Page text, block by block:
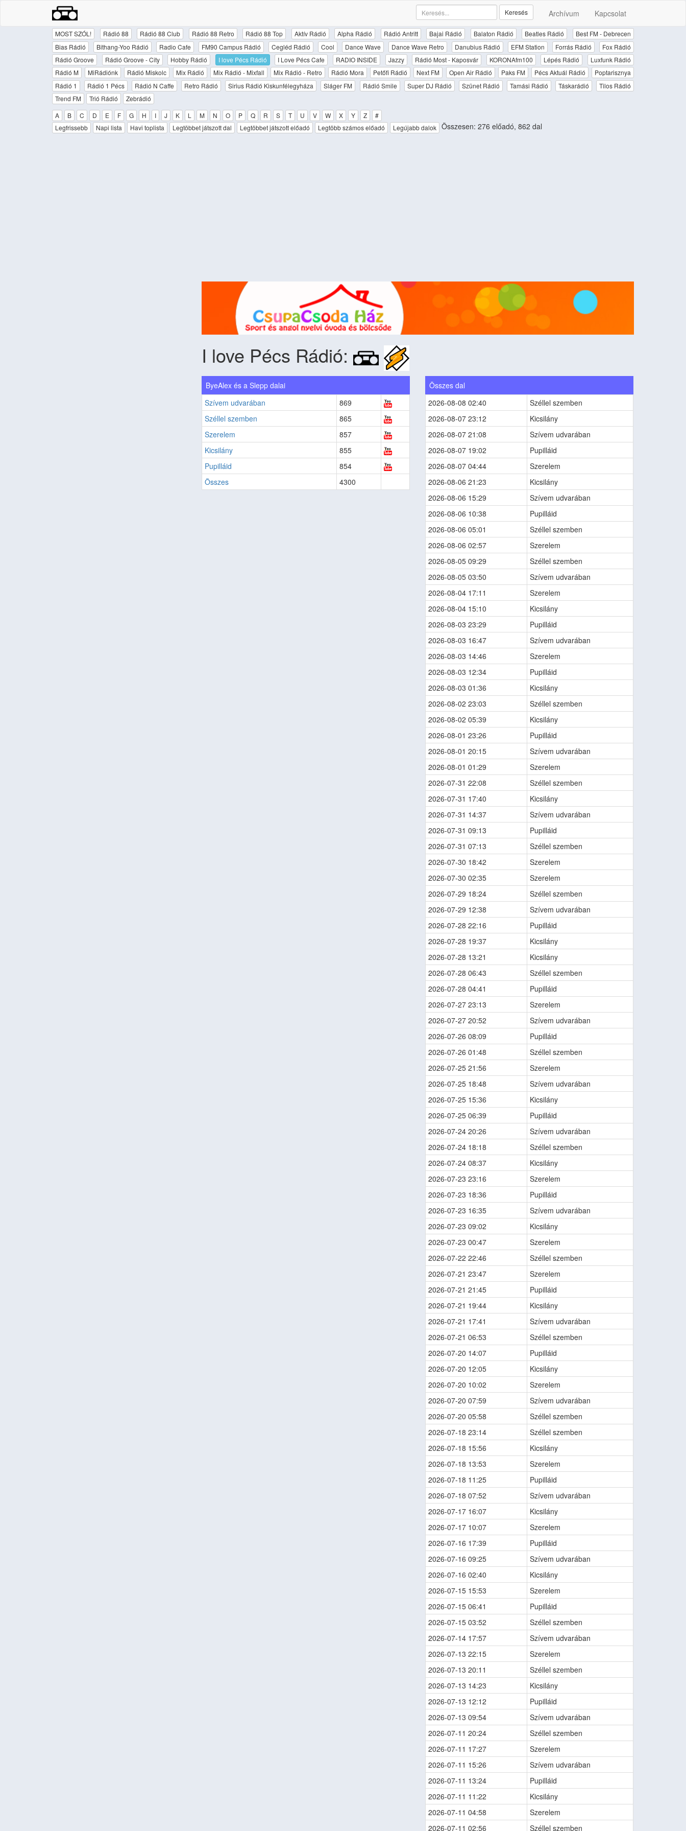
Archívum Kapcsolat
Keresés
MOST SZÓL! Rádió 88 Rádió 88 Club Rádió 88 Retro Rádió 88 Top Aktív Rádió Alpha Rádió Rádió Antritt Bajai Rádió Balaton Rádió Beatles Rádió
Best FM - Debrecen
Bias Rádió
Bithang-Yoo Rádió Radio Cafe FM90 Campus Rádió Cegléd Rádió Cool Dance Wave Dance Wave Retro Danubius Rádió EFM Station Forrás Rádió
Fox Rádió
Rádió Groove
Rádió Groove - City Hobby Rádió I love Pécs Rádió I Love Pécs Cafe RADIO INSIDE Jazzy Rádió Most - Kaposvár KORONAfm100 Lépés Rádió
Luxfunk Rádió
Rádió M
MiRádiónk Rádió Miskolc Mix Rádió Mix Rádió - Mixfall Mix Rádió - Retro Rádió Mora Petőfi Rádió Next FM Open Air Rádió Paks FM Pécs Aktuál Rádió
Poptarisznya
Rádió 1
Rádió 1 Pécs Rádió N Caffe Retro Rádió Sirius Rádió Kiskunfélegyháza Sláger FM Rádió Smile Super DJ Rádió Szünet Rádió Tamási Rádió Táskarádió
Tilos Rádió
Trend FM
Trió Rádió
Zebrádió
A
B C D E F G H I J K L M N O P Q R S T U V W X Y Z
#
Legfrissebb
Napi lista Havi toplista Legtöbbet játszott dal Legtöbbet játszott előadó Legtöbb számos előadó Legújabb dalok Összesen: 276 előadó, 862 dal
I love Pécs Rádió:
ByeAlex és a Slepp dalai
Szívem udvarában
869
Széllel szemben
865
Szerelem
857
Kicsilány
855
Pupilláid
854
Összes
4300
Összes dal
2026-08-08 02:40
Széllel szemben
2026-08-07 23:12
Kicsilány
2026-08-07 21:08
Szívem udvarában
2026-08-07 19:02
Pupilláid
2026-08-07 04:44
Szerelem
2026-08-06 21:23
Kicsilány
2026-08-06 15:29
Szívem udvarában
2026-08-06 10:38
Pupilláid
2026-08-06 05:01
Széllel szemben
2026-08-06 02:57
Szerelem
2026-08-05 09:29
Széllel szemben
2026-08-05 03:50
Szívem udvarában
2026-08-04 17:11
Szerelem
2026-08-04 15:10
Kicsilány
2026-08-03 23:29
Pupilláid
2026-08-03 16:47
Szívem udvarában
2026-08-03 14:46
Szerelem
2026-08-03 12:34
Pupilláid
2026-08-03 01:36
Kicsilány
2026-08-02 23:03
Széllel szemben
2026-08-02 05:39
Kicsilány
2026-08-01 23:26
Pupilláid
2026-08-01 20:15
Szívem udvarában
2026-08-01 01:29
Szerelem
2026-07-31 22:08
Széllel szemben
2026-07-31 17:40
Kicsilány
2026-07-31 14:37
Szívem udvarában
2026-07-31 09:13
Pupilláid
2026-07-31 07:13
Széllel szemben
2026-07-30 18:42
Szerelem
2026-07-30 02:35
Szerelem
2026-07-29 18:24
Széllel szemben
2026-07-29 12:38
Szívem udvarában
2026-07-28 22:16
Pupilláid
2026-07-28 19:37
Kicsilány
2026-07-28 13:21
Kicsilány
2026-07-28 06:43
Széllel szemben
2026-07-28 04:41
Pupilláid
2026-07-27 23:13
Szerelem
2026-07-27 20:52
Szívem udvarában
2026-07-26 08:09
Pupilláid
2026-07-26 01:48
Széllel szemben
2026-07-25 21:56
Szerelem
2026-07-25 18:48
Szívem udvarában
2026-07-25 15:36
Kicsilány
2026-07-25 06:39
Pupilláid
2026-07-24 20:26
Szívem udvarában
2026-07-24 18:18
Széllel szemben
2026-07-24 08:37
Kicsilány
2026-07-23 23:16
Szerelem
2026-07-23 18:36
Pupilláid
2026-07-23 16:35
Szívem udvarában
2026-07-23 09:02
Kicsilány
2026-07-23 00:47
Szerelem
2026-07-22 22:46
Széllel szemben
2026-07-21 23:47
Szerelem
2026-07-21 21:45
Pupilláid
2026-07-21 19:44
Kicsilány
2026-07-21 17:41
Szívem udvarában
2026-07-21 06:53
Széllel szemben
2026-07-20 14:07
Pupilláid
2026-07-20 12:05
Kicsilány
2026-07-20 10:02
Szerelem
2026-07-20 07:59
Szívem udvarában
2026-07-20 05:58
Széllel szemben
2026-07-18 23:14
Széllel szemben
2026-07-18 15:56
Kicsilány
2026-07-18 13:53
Szerelem
2026-07-18 11:25
Pupilláid
2026-07-18 07:52
Szívem udvarában
2026-07-17 16:07
Kicsilány
2026-07-17 10:07
Szerelem
2026-07-16 17:39
Pupilláid
2026-07-16 09:25
Szívem udvarában
2026-07-16 02:40
Kicsilány
2026-07-15 15:53
Szerelem
2026-07-15 06:41
Pupilláid
2026-07-15 03:52
Széllel szemben
2026-07-14 17:57
Szívem udvarában
2026-07-13 22:15
Szerelem
2026-07-13 20:11
Széllel szemben
2026-07-13 14:23
Kicsilány
2026-07-13 12:12
Pupilláid
2026-07-13 09:54
Szívem udvarában
2026-07-11 20:24
Széllel szemben
2026-07-11 17:27
Szerelem
2026-07-11 15:26
Szívem udvarában
2026-07-11 13:24
Pupilláid
2026-07-11 11:22
Kicsilány
2026-07-11 04:58
Szerelem
2026-07-11 02:56
Széllel szemben